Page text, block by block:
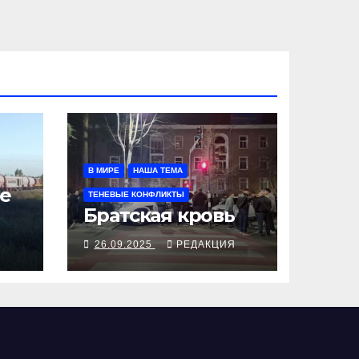
В МИРЕ НАША ТЕМА
ТЕНЕВЫЕ КОНФЛИКТЫ
Братская кровь
26.09.2025 РЕДАКЦИЯ